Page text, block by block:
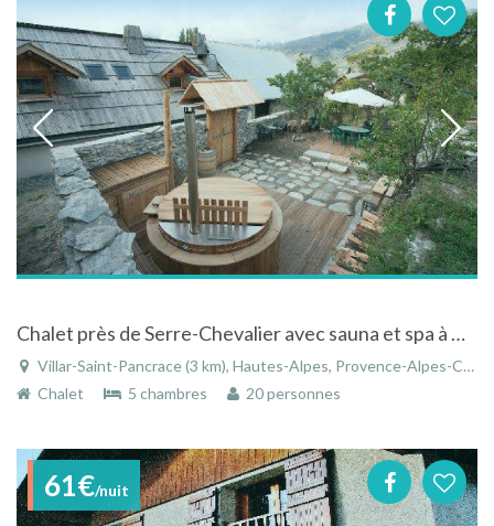
Chalet près de Serre-Chevalier avec sauna et spa à Villar-Saint-Pancrace dans les Hautes-Alpes
Villar-Saint-Pancrace (3 km), Hautes-Alpes, Provence-Alpes-Côte d'Azur, France
Chalet
5 chambres 20 personnes
61€/nuit